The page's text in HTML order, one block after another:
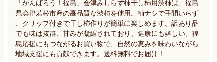
「がんばろう！福島」会津みしらず柿干し柿用渋柿は、福島
県会津若松市産の高品質な渋柿を使用。軸ナシで手間いらず
、クリップ付きで干し柿作りが簡単に楽しめます。訳あり品
でも味は抜群、甘みが凝縮されており、健康にも嬉しい。福
島応援にもつながるお買い物で、自然の恵みを味わいながら
地域支援にも貢献できます。送料無料でお届け！